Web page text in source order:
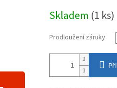
cena:
Skladem (1 ks)
Prodloužení záruky